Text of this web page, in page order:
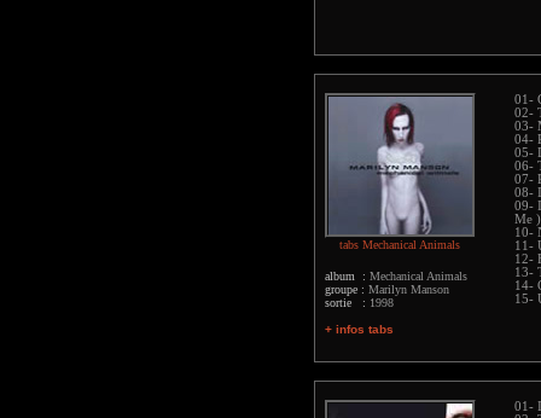
tabs Mechanical Animals
album : Mechanical Animals
groupe : Marilyn Manson
sortie : 1998
+ infos tabs
01-
02-
03-
04-
05-
06-
07-
08-
09-
Me )
10-
11-
12-
13-
14-
15-
01-